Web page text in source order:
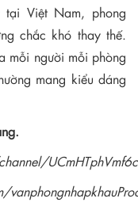
Việt Nam, phong
chắc khó thay thế.
mỗi người mỗi phòng
mang kiểu dáng